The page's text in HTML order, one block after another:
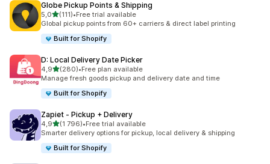
Globe Pickup Points & Shipping
5,0av 5 stjerner
(111)
Totalt 111 omtaler
•Free trial available
Global pickup points from 60+ carriers & direct label printing
Built for Shopify
D: Local Delivery Date Picker
4,9av 5 stjerner
(280)
Totalt 280 omtaler
•Free plan available
Manage fresh goods pickup and delivery date and time
Built for Shopify
Zapiet ‑ Pickup + Delivery
4,9av 5 stjerner
(1 796)
Totalt 1796 omtaler
•Free trial available
Smarter delivery options for pickup, local delivery & shipping
Built for Shopify